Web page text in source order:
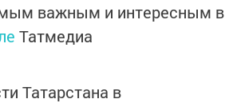
важным и интересным в
Татмедиа
Татарстана в